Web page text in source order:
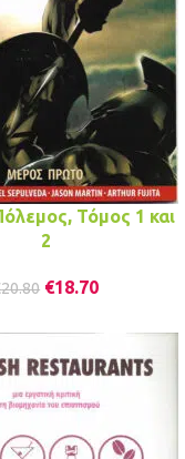
Τόμος 1 και
2
20.80 €18.70